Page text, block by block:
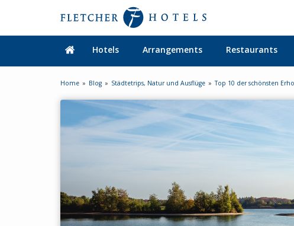
Hotels Arrangements Restaurants
Home Blog Städtetrips, Natur und Ausflüge Top 10 der schönsten